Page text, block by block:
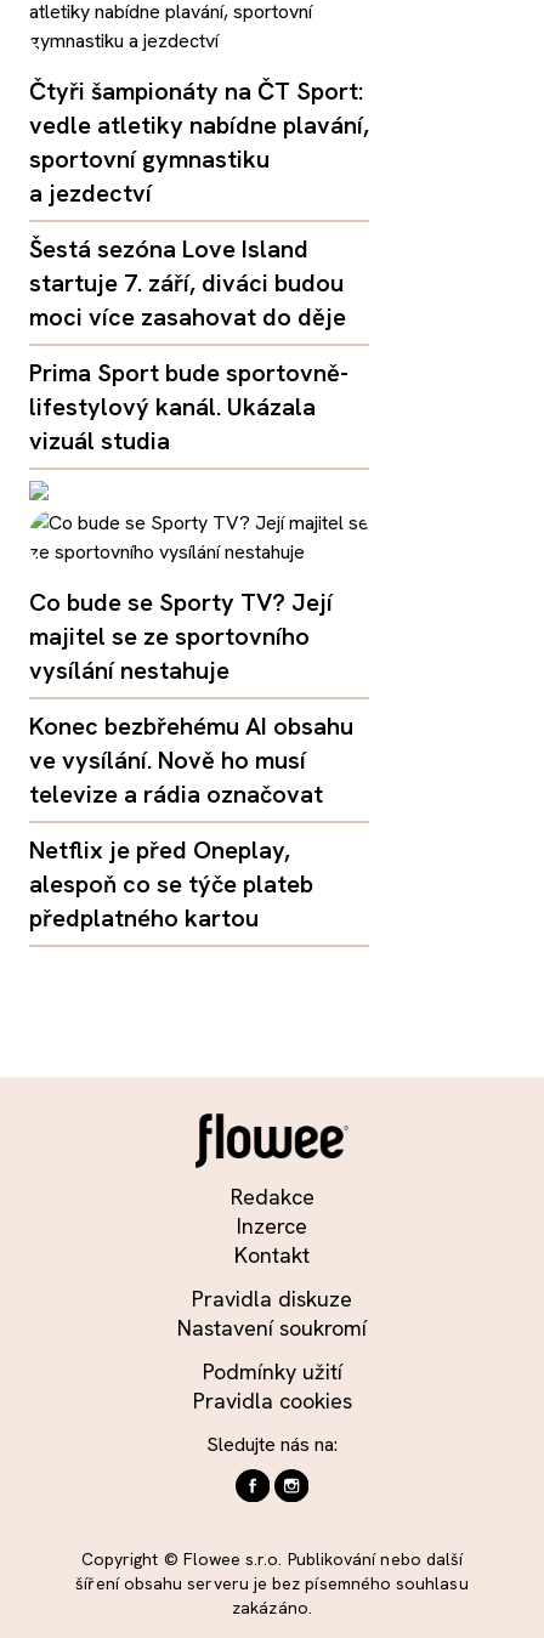
Čtyři šampionáty na ČT Sport:
vedle atletiky nabídne plavání,
sportovní gymnastiku
a jezdectví
Šestá sezóna Love Island
startuje 7. září, diváci budou
moci více zasahovat do děje
Prima Sport bude sportovně-
lifestylový kanál. Ukázala
vizuál studia
Co bude se Sporty TV? Její
majitel se ze sportovního
vysílání nestahuje
Konec bezbřehému AI obsahu
ve vysílání. Nově ho musí
televize a rádia označovat
Netflix je před Oneplay,
alespoň co se týče plateb
předplatného kartou
Redakce
Inzerce
Kontakt
Pravidla diskuze
Nastavení soukromí
Podmínky užití
Pravidla cookies
Sledujte nás na:
Copyright © Flowee s.r.o. Publikování nebo další
šíření obsahu serveru je bez písemného souhlasu
zakázáno.